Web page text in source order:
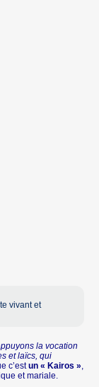
vivant et
la vocation
et laïcs, qui
c’estun « Kairos »
et mariale.